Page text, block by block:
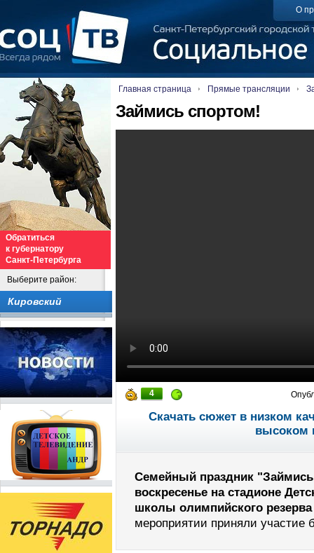
О
Обратиться
к губернатору
Санкт-Петербурга
Выберите район:
Кировский
Главная страница Прямые трансляции
Займись спортом!
4
Скачать сюжет в низком
высоком
Семейный праздник
воскресенье на стадионе
школы олимпийского
мероприятии приняли участие